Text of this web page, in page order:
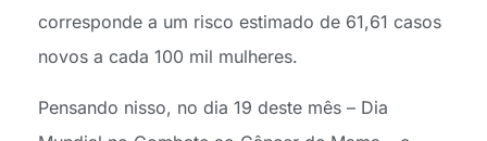
corresponde a um risco estimado de 61,61 casos
novos a cada 100 mil mulheres.
Pensando nisso, no dia 19 deste mês – Dia